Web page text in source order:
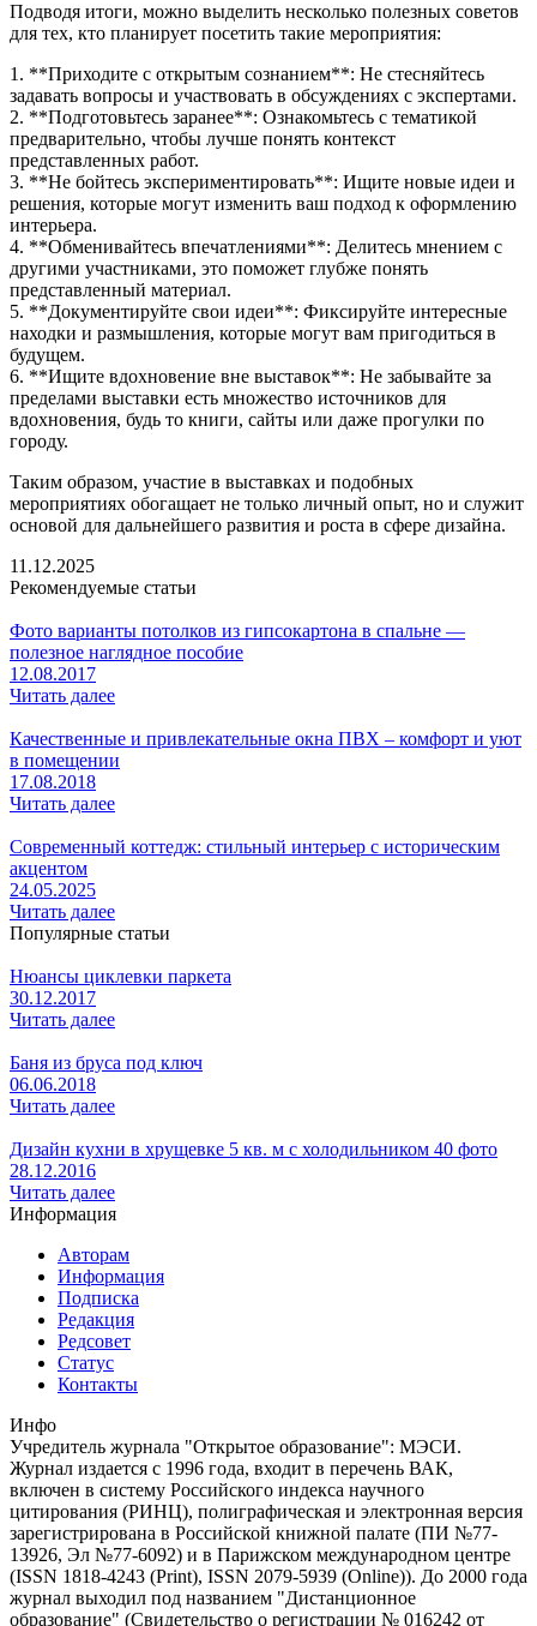
Подводя итоги, можно выделить несколько полезных советов
для тех, кто планирует посетить такие мероприятия:
1. **Приходите с открытым сознанием**: Не стесняйтесь
задавать вопросы и участвовать в обсуждениях с экспертами.
2. **Подготовьтесь заранее**: Ознакомьтесь с тематикой
предварительно, чтобы лучше понять контекст
представленных работ.
3. **Не бойтесь экспериментировать**: Ищите новые идеи и
решения, которые могут изменить ваш подход к оформлению
интерьера.
4. **Обменивайтесь впечатлениями**: Делитесь мнением с
другими участниками, это поможет глубже понять
представленный материал.
5. **Документируйте свои идеи**: Фиксируйте интересные
находки и размышления, которые могут вам пригодиться в
будущем.
6. **Ищите вдохновение вне выставок**: Не забывайте за
пределами выставки есть множество источников для
вдохновения, будь то книги, сайты или даже прогулки по
городу.
Таким образом, участие в выставках и подобных
мероприятиях обогащает не только личный опыт, но и служит
основой для дальнейшего развития и роста в сфере дизайна.
11.12.2025
Рекомендуемые статьи
Фото варианты потолков из гипсокартона в спальне —
полезное наглядное пособие
12.08.2017
Читать далее
Качественные и привлекательные окна ПВХ – комфорт и уют
в помещении
17.08.2018
Читать далее
Современный коттедж: стильный интерьер с историческим
акцентом
24.05.2025
Читать далее
Популярные статьи
Нюансы циклевки паркета
30.12.2017
Читать далее
Баня из бруса под ключ
06.06.2018
Читать далее
Дизайн кухни в хрущевке 5 кв. м с холодильником 40 фото
28.12.2016
Читать далее
Информация
Авторам
Информация
Подписка
Редакция
Редсовет
Статус
Контакты
Инфо
Учредитель журнала "Открытое образование": МЭСИ.
Журнал издается с 1996 года, входит в перечень ВАК,
включен в систему Российского индекса научного
цитирования (РИНЦ), полиграфическая и электронная версия
зарегистрирована в Российской книжной палате (ПИ №77-
13926, Эл №77-6092) и в Парижском международном центре
(ISSN 1818-4243 (Print), ISSN 2079-5939 (Online)). До 2000 года
журнал выходил под названием "Дистанционное
образование" (Свидетельство о регистрации № 016242 от